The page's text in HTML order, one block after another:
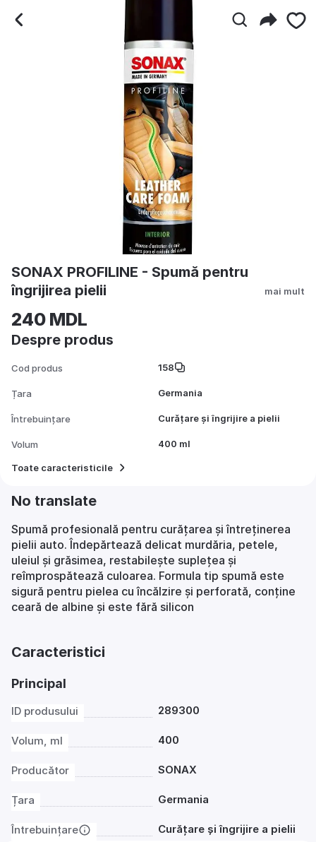
SONAX PROFILINE -
SONAX PROFILINE - Spumă pentru
îngrijirea pielii
mai mult
240 MDL
Despre produs
Cod produs 158
Țara Germania
Întrebuințare Curățare și îngrijire a pielii
Volum 400 ml
Toate caracteristicile
No translate
Spumă profesională pentru curățarea și întreținerea
pielii auto. Îndepărtează delicat murdăria, petele,
uleiul și grăsimea, restabilește suplețea și
reîmprospătează culoarea. Formula tip spumă este
sigură pentru pielea cu încălzire și perforată, conține
ceară de albine și este fără silicon
Caracteristici
Principal
ID produsului 289300
Volum, ml 400
Producător SONAX
Țara Germania
Întrebuințare Curățare și îngrijire a pielii